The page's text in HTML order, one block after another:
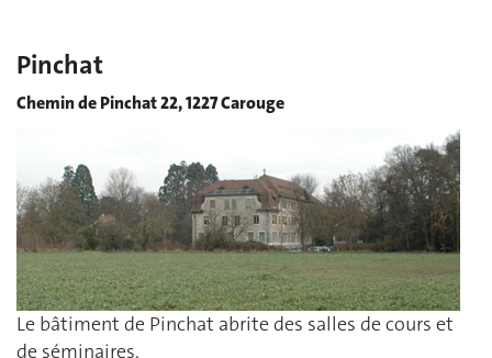
Pinchat
Chemin de Pinchat 22, 1227 Carouge
Le bâtiment de Pinchat abrite des salles de cours et
de séminaires.